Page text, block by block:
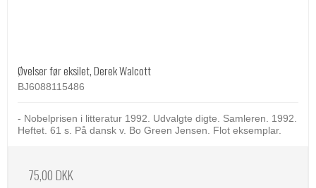
Øvelser før eksilet, Derek Walcott
BJ6088115486
- Nobelprisen i litteratur 1992. Udvalgte digte. Samleren. 1992.
Heftet. 61 s. På dansk v. Bo Green Jensen. Flot eksemplar.
75,00 DKK